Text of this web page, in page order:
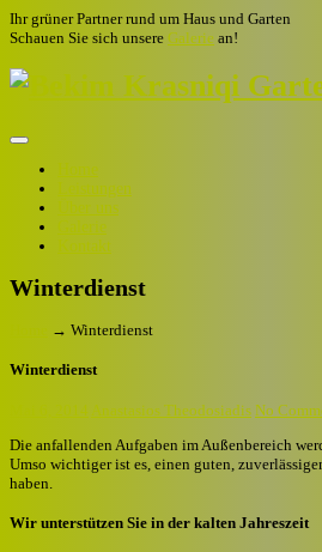
Ihr grüner Partner rund um Haus und Garten
Schauen Sie sich unsere Galerie an!
Home
Leistungen
Über uns
Galerie
Kontakt
Winterdienst
→ Winterdienst
Winterdienst
Mai 6, 2014 Anastasios Theodosiadis No
Die anfallenden Aufgaben im Außenbereich
Umso wichtiger ist es, einen guten,
haben.
Wir unterstützen Sie in der kalten Jahreszeit